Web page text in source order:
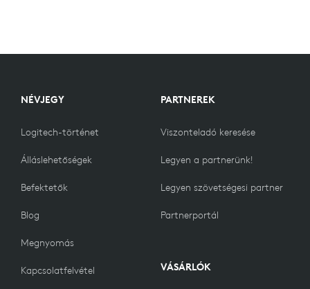
NÉVJEGY
Logitech-történet
Álláslehetőségek
Befektetők
Blog
Megnyomás
Kapcsolatfelvétel
PARTNEREK
Viszonteladó keresése
Legyen a partnerünk!
Legyen szövetségesi partner
Partnerportál
VÁSÁRLÓK